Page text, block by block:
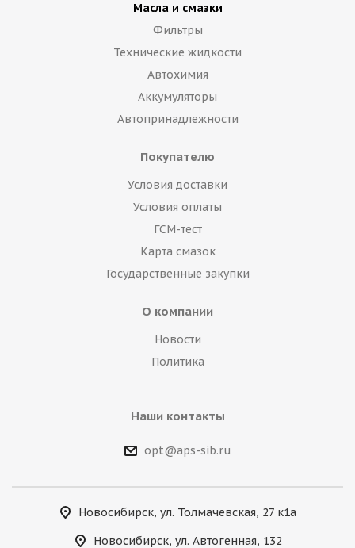
Масла и смазки
Фильтры
Технические жидкости
Автохимия
Аккумуляторы
Автопринадлежности
Покупателю
Условия доставки
Условия оплаты
ГСМ-тест
Карта смазок
Государственные закупки
О компании
Новости
Политика
Наши контакты
opt@aps-sib.ru
Новосибирск, ул. Толмачевская, 27 к1а
Новосибирск, ул. Автогенная, 132